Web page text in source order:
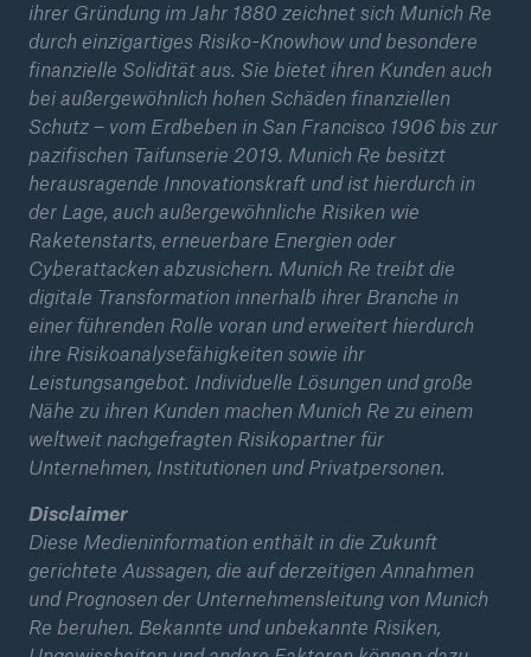
ihrer Gründung im Jahr 1880 zeichnet sich Munich Re
durch einzigartiges Risiko-Knowhow und besondere
finanzielle Solidität aus. Sie bietet ihren Kunden auch
bei außergewöhnlich hohen Schäden finanziellen
Schutz – vom Erdbeben in San Francisco 1906 bis zur
pazifischen Taifunserie 2019. Munich Re besitzt
herausragende Innovationskraft und ist hierdurch in
der Lage, auch außergewöhnliche Risiken wie
Raketenstarts, erneuerbare Energien oder
Cyberattacken abzusichern. Munich Re treibt die
digitale Transformation innerhalb ihrer Branche in
einer führenden Rolle voran und erweitert hierdurch
ihre Risikoanalysefähigkeiten sowie ihr
Leistungsangebot. Individuelle Lösungen und große
Nähe zu ihren Kunden machen Munich Re zu einem
weltweit nachgefragten Risikopartner für
Unternehmen, Institutionen und Privatpersonen.
Disclaimer
Diese Medieninformation enthält in die Zukunft
gerichtete Aussagen, die auf derzeitigen Annahmen
und Prognosen der Unternehmensleitung von Munich
Re beruhen. Bekannte und unbekannte Risiken,
Munich Re erzielt Quartalsergebnis von ca. 600
Mio. €
Munich Re hält Dividende stabil und wächst
weiter
Innovative Cyber-Versicherung
Naturkatastrophen-Bilanz 2020